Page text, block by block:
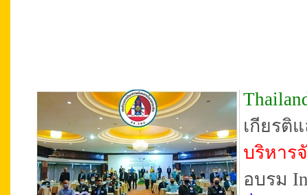
เกียรติ
บริหาร
อบรม